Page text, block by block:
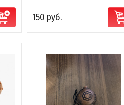
150 руб.